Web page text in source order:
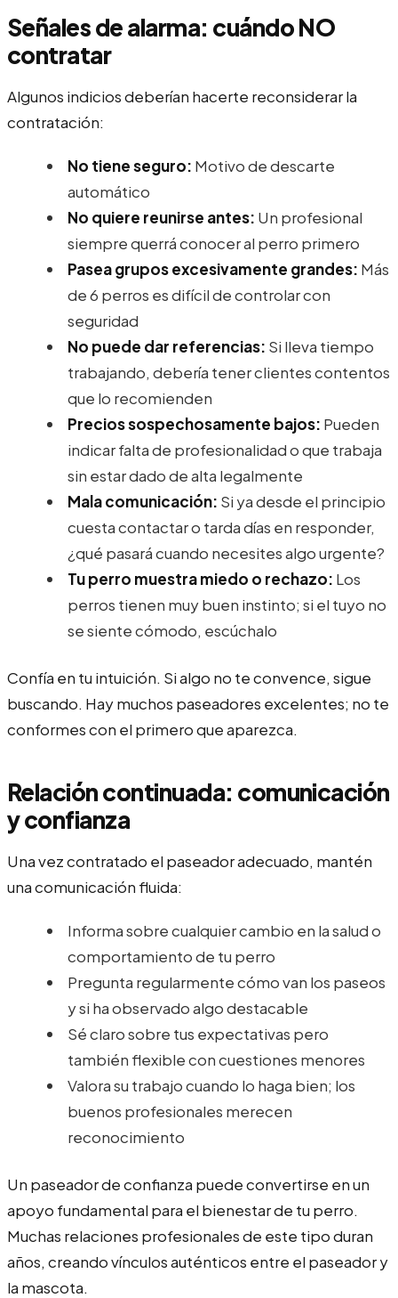
Señales de alarma: cuándo NO
contratar
Algunos indicios deberían hacerte reconsiderar la
contratación:
No tiene seguro: Motivo de descarte
automático
No quiere reunirse antes: Un profesional
siempre querrá conocer al perro primero
Pasea grupos excesivamente grandes: Más
de 6 perros es difícil de controlar con
seguridad
No puede dar referencias: Si lleva tiempo
trabajando, debería tener clientes contentos
que lo recomienden
Precios sospechosamente bajos: Pueden
indicar falta de profesionalidad o que trabaja
sin estar dado de alta legalmente
Mala comunicación: Si ya desde el principio
cuesta contactar o tarda días en responder,
¿qué pasará cuando necesites algo urgente?
Tu perro muestra miedo o rechazo: Los
perros tienen muy buen instinto; si el tuyo no
se siente cómodo, escúchalo
Confía en tu intuición. Si algo no te convence, sigue
buscando. Hay muchos paseadores excelentes; no te
conformes con el primero que aparezca.
Relación continuada: comunicación
y confianza
Una vez contratado el paseador adecuado, mantén
una comunicación fluida:
Informa sobre cualquier cambio en la salud o
comportamiento de tu perro
Pregunta regularmente cómo van los paseos
y si ha observado algo destacable
Sé claro sobre tus expectativas pero
también flexible con cuestiones menores
Valora su trabajo cuando lo haga bien; los
buenos profesionales merecen
reconocimiento
Un paseador de confianza puede convertirse en un
apoyo fundamental para el bienestar de tu perro.
Muchas relaciones profesionales de este tipo duran
años, creando vínculos auténticos entre el paseador y
la mascota.